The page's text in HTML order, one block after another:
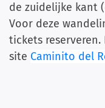
de zuidelijke kant
Voor deze
tickets
site Caminito del